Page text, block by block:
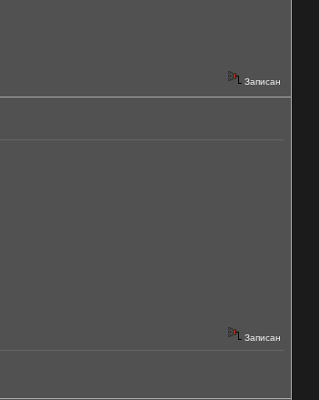
Записан
Записан